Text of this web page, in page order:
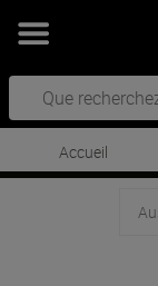
Accueil